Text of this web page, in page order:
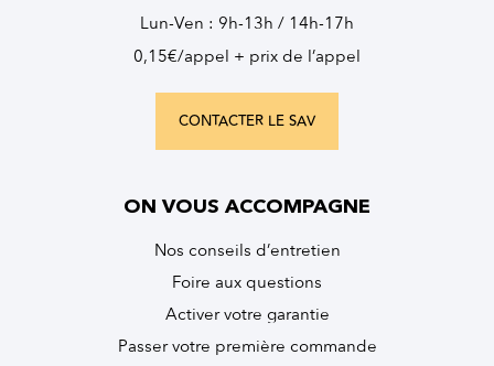
Lun-Ven : 9h-13h / 14h-17h
0,15€/appel + prix de l’appel
CONTACTER LE SAV
ON VOUS ACCOMPAGNE
Nos conseils d’entretien
Foire aux questions
Activer votre garantie
Passer votre première commande